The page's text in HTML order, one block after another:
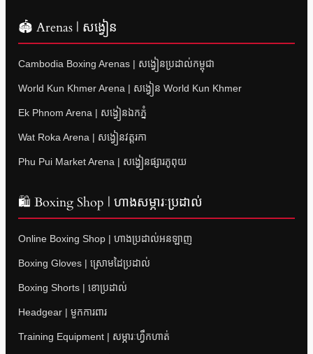
🏟 Arenas | សង្វៀន
Cambodia Boxing Arenas | សង្វៀនប្រដាល់កម្ពុជា
World Kun Khmer Arena | សង្វៀន World Kun Khmer
Ek Phnom Arena | សង្វៀនឯកភ្នំ
Wat Roka Arena | សង្វៀនវត្តរកា
Phu Pui Market Arena | សង្វៀនផ្សារភូពុយ
🛍 Boxing Shop | ហាងសម្ភារៈប្រដាល់
Online Boxing Shop | ហាងប្រដាល់អនឡាញ
Boxing Gloves | ស្រោមដៃប្រដាល់
Boxing Shorts | ខោប្រដាល់
Headgear | មួកការពារ
Training Equipment | សម្ភារៈហ្វឹកហាត់